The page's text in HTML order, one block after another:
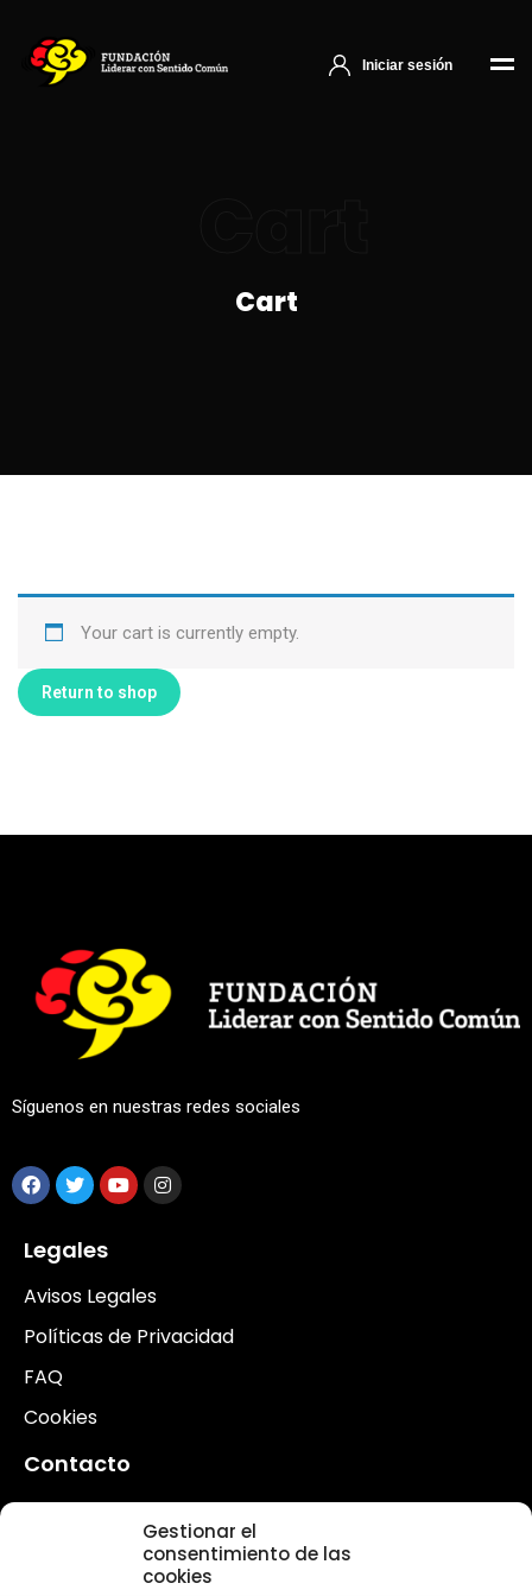
Gestionar el
consentimiento de las
cookies
Cart
Your cart is currently empty.
Return to shop
Síguenos en nuestras redes sociales
Legales
Avisos Legales
Políticas de Privacidad
FAQ
Cookies
Contacto
Contacto
Iniciar sesión